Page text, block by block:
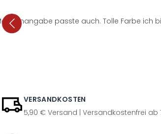
passte auch. Tolle Farbe ich
VERSANDKOSTEN
5,90 € Versand | Versandkostenfrei ab